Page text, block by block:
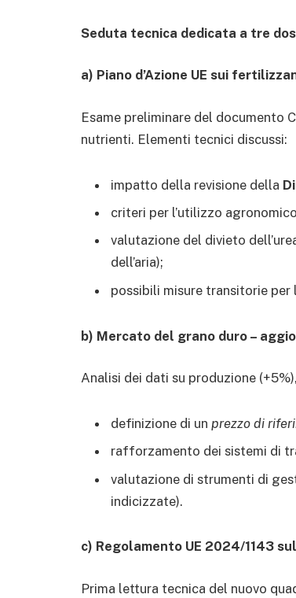
Seduta tecnica dedicata a tre
a) Piano d’Azione UE sui
Esame preliminare del documento
nutrienti. Elementi tecnici discussi:
impatto della revisione della
criteri per l’utilizzo
valutazione del divieto
dell’aria);
possibili misure transitorie per
b) Mercato del grano duro –
Analisi dei dati su produzione
definizione di un prezzo di
rafforzamento dei sistemi di
valutazione di strumenti di
indicizzate).
c) Regolamento UE 2024/1143
Prima lettura tecnica del nuovo